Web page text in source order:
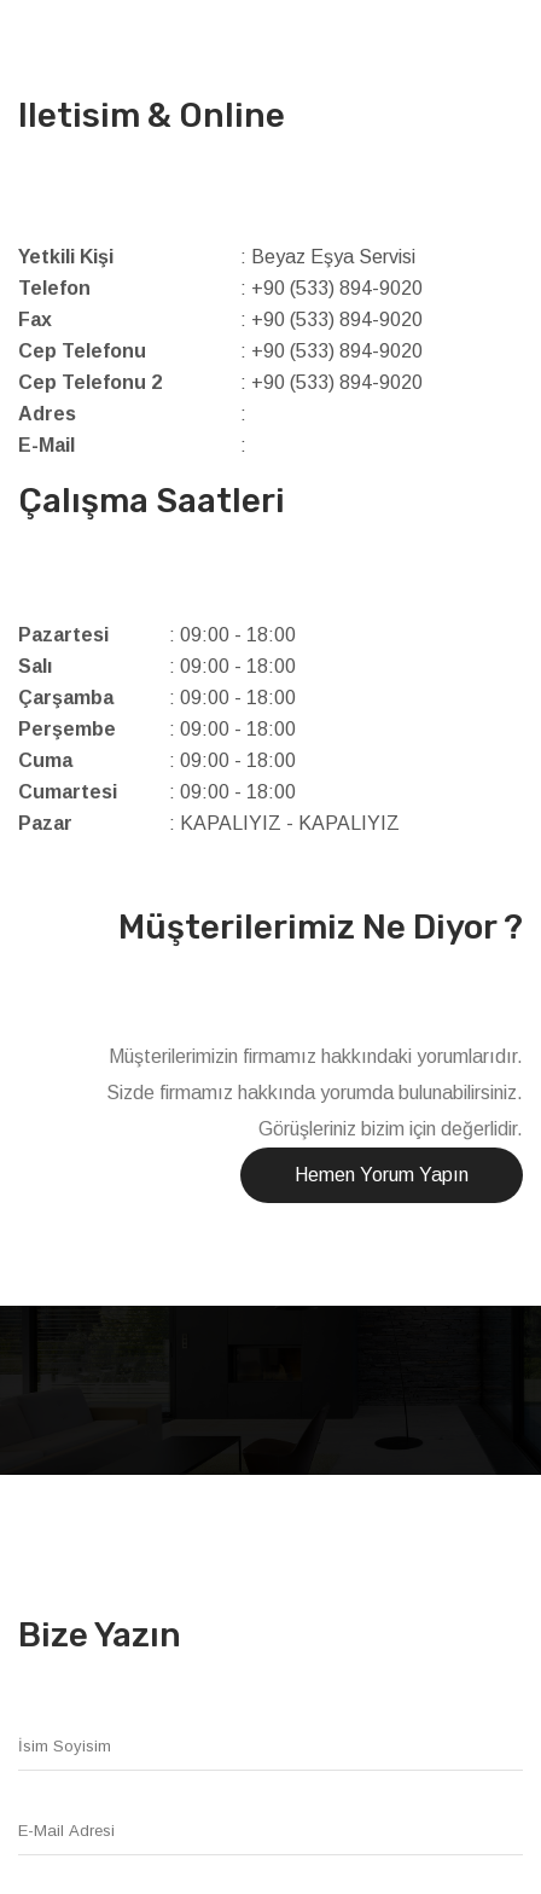
Iletisim & Online
Yetkili Kişi
: Beyaz Eşya Servisi
Telefon
: +90 (533) 894-9020
Fax
: +90 (533) 894-9020
Cep Telefonu
: +90 (533) 894-9020
Cep Telefonu 2
: +90 (533) 894-9020
Adres
:
E-Mail
:
Çalışma Saatleri
Pazartesi
: 09:00 - 18:00
Salı
: 09:00 - 18:00
Çarşamba
: 09:00 - 18:00
Perşembe
: 09:00 - 18:00
Cuma
: 09:00 - 18:00
Cumartesi
: 09:00 - 18:00
Pazar
: KAPALIYIZ - KAPALIYIZ
Müşterilerimiz Ne Diyor ?
Müşterilerimizin firmamız hakkındaki yorumlarıdır.
Sizde firmamız hakkında yorumda bulunabilirsiniz.
Görüşleriniz bizim için değerlidir.
Hemen Yorum Yapın
Bize Yazın